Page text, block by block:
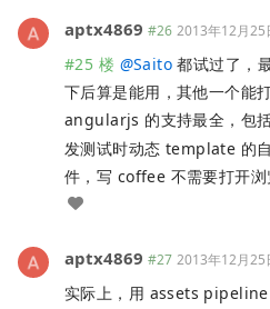
aptx4869 #26 2013年12月25
#25 楼 @Saito 都试过了，
下后算是能用，其他一个
angularjs 的支持最全，包
发测试时动态 template 的
件，写 coffee 不需要打开浏
aptx4869 #27 2013年12月25
实际上，用 assets pipeline